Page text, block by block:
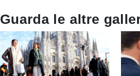
Guarda le altre